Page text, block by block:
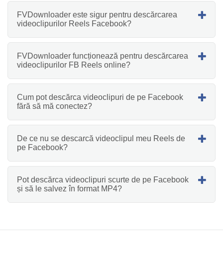
FVDownloader este sigur pentru descărcarea
videoclipurilor Reels Facebook?
FVDownloader funcționează pentru descărcarea
videoclipurilor FB Reels online?
Cum pot descărca videoclipuri de pe Facebook
fără să mă conectez?
De ce nu se descarcă videoclipul meu Reels de
pe Facebook?
Pot descărca videoclipuri scurte de pe Facebook
și să le salvez în format MP4?